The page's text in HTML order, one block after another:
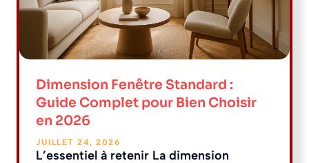
Dimension Fenêtre Standard :
Guide Complet pour Bien Choisir
en 2026
JUILLET 24, 2026
L’essentiel à retenir La dimension